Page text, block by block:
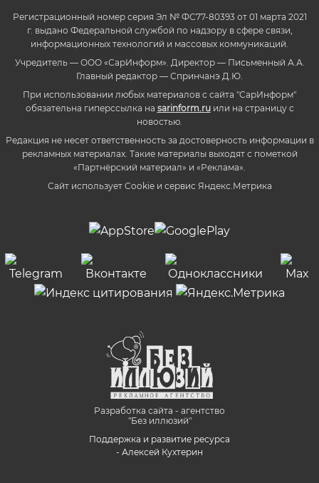
Регистрационный номер серия Эл № ФС77-80393 от 01 марта 2021
г. выдано Федеральной службой по надзору в сфере связи,
информационных технологий и массовых коммуникаций.
Учредитель — ООО «СарИнформ». Директор — Письменный А.А.
Главный редактор — Спринчанэ Д.Ю.
При использовании любых материалов с сайта "СарИнформ"
обязательна гиперссылка на sarinform.ruили на страницу с
новостью.
Редакция не несет ответственность за достоверность информации в
рекламных материалах. Такие материалы выходят с пометкой
«Партнёрский материал» и «Реклама».
Сайт использует Cookie и сервиc Яндекс.Метрика
Разработка сайта - агентство
"Без иллюзий"
Поддержка и развитие ресурса
- Алексей Кухтерин